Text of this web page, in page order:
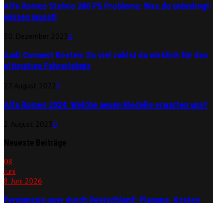
Alfa Romeo Stelvio 280 PS Probleme: Was du unbedingt
wissen musst!
0
Audi Connect Kosten: So viel zahlst du wirklich für das
ultimative Fahrerlebnis
0
Alfa Romeo 2024: Welche neuen Modelle erwarten uns?
0
08
Juni
8. Juni 2026
Fernumzug quer durch Deutschland: Planung, Kosten